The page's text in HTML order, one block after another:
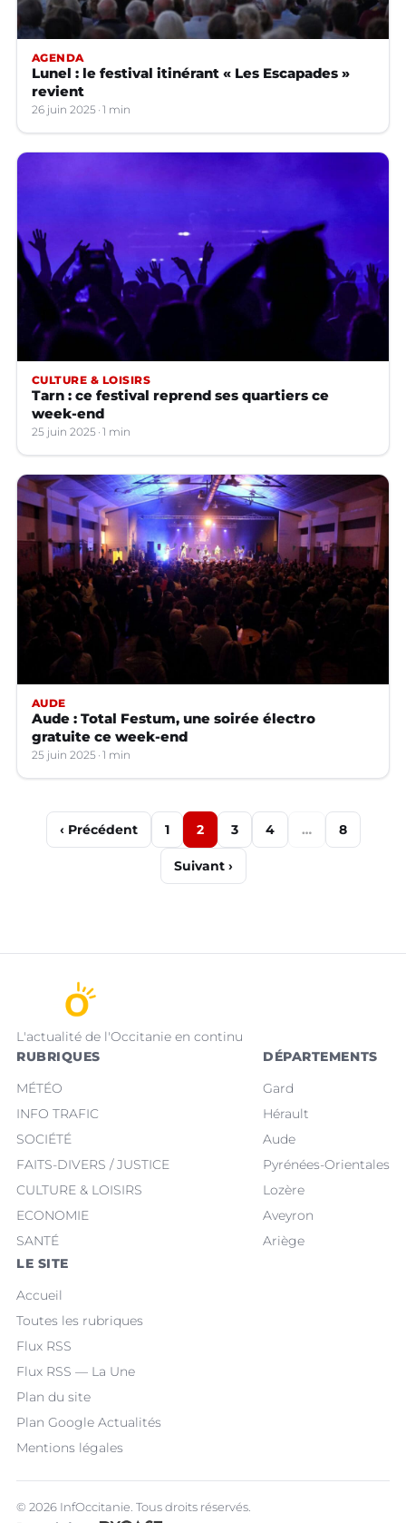
AGENDA
Lunel : le festival itinérant « Les Escapades »
revient
26 juin 2025 1 min
CULTURE & LOISIRS
Tarn : ce festival reprend ses quartiers ce
week-end
25 juin 2025 1 min
AUDE
Aude : Total Festum, une soirée électro
gratuite ce week-end
25 juin 2025 1 min
‹ Précédent 1 2 3 4 … 8
Suivant ›
L'actualité de l'Occitanie en continu
RUBRIQUES
MÉTÉO
INFO TRAFIC
SOCIÉTÉ
FAITS-DIVERS / JUSTICE
CULTURE & LOISIRS
ECONOMIE
SANTÉ
DÉPARTEMENTS
Gard
Hérault
Aude
Pyrénées-Orientales
Lozère
Aveyron
Ariège
LE SITE
Accueil
Toutes les rubriques
Flux RSS
Flux RSS — La Une
Plan du site
Plan Google Actualités
Mentions légales
© 2026 InfOccitanie. Tous droits réservés.